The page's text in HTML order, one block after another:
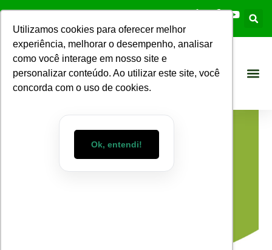
Utilizamos cookies para oferecer melhor
experiência, melhorar o desempenho, analisar
como você interage em nosso site e
personalizar conteúdo. Ao utilizar este site, você
concorda com o uso de cookies.
Ok, entendi!